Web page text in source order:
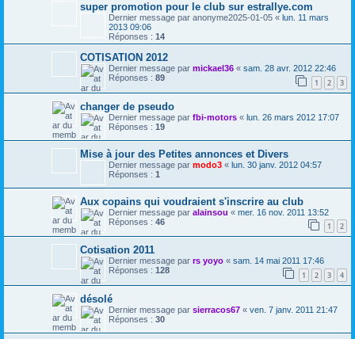
super promotion pour le club sur estrallye.com
Dernier message par anonyme2025-01-05 « lun. 11 mars
2013 09:06
Réponses : 14
COTISATION 2012
Dernier message par mickael36 « sam. 28 avr. 2012 22:46
Réponses : 89 1 2 3
changer de pseudo
Dernier message par fbi-motors « lun. 26 mars 2012 17:07
Réponses : 19
Mise à jour des Petites annonces et Divers
Dernier message par modo3 « lun. 30 janv. 2012 04:57
Réponses : 1
Aux copains qui voudraient s'inscrire au club
Dernier message par alainsou « mer. 16 nov. 2011 13:52
Réponses : 46 1 2
Cotisation 2011
Dernier message par rs yoyo « sam. 14 mai 2011 17:46
Réponses : 128 1 2 3 4
désolé
Dernier message par sierracos67 « ven. 7 janv. 2011 21:47
Réponses : 30